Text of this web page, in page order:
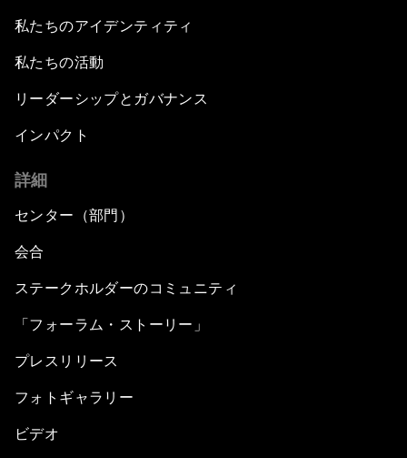
私たちのアイデンティティ
私たちの活動
リーダーシップとガバナンス
インパクト
詳細
センター（部門）
会合
ステークホルダーのコミュニティ
「フォーラム・ストーリー」
プレスリリース
フォトギャラリー
ビデオ